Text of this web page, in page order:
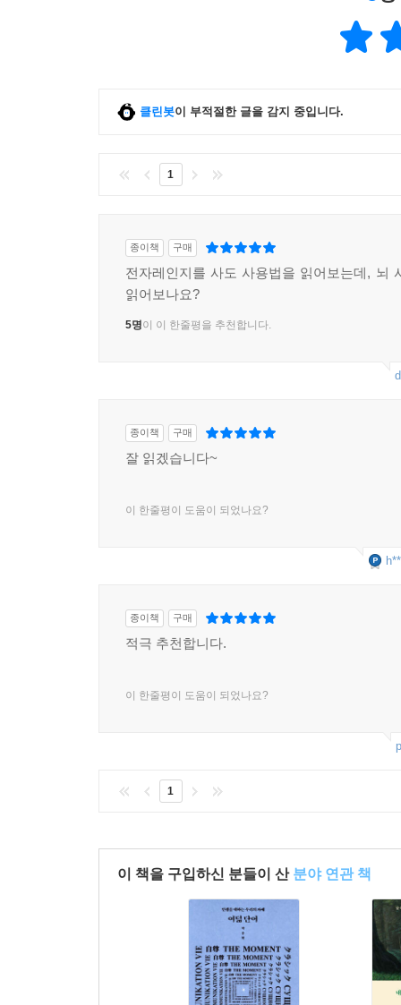
클린봇이 부적절한 글을 감지 중입니다.
1
종이책 구매
전자레인지를 사도 사용법을 읽어보는데, 뇌
읽어보나요?
5명이 이 한줄평을 추천합니다.
종이책 구매
잘 읽겠습니다~
이 한줄평이 도움이 되었나요?
종이책 구매
적극 추천합니다.
이 한줄평이 도움이 되었나요?
1
이 책을 구입하신 분들이 산 분야 연관 책